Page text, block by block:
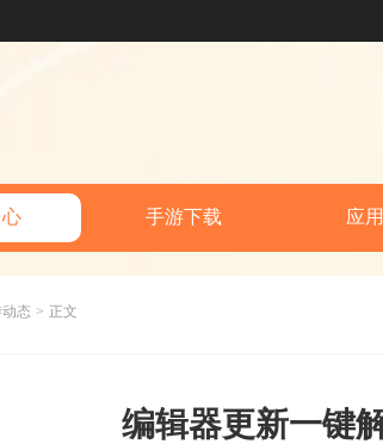
手游下载 应
态 > 正文
编辑器更新一键